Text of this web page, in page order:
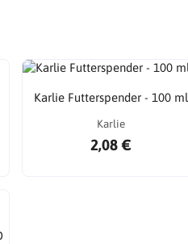
Karlie Futterspender - 100 ml
Karlie
2,08 €